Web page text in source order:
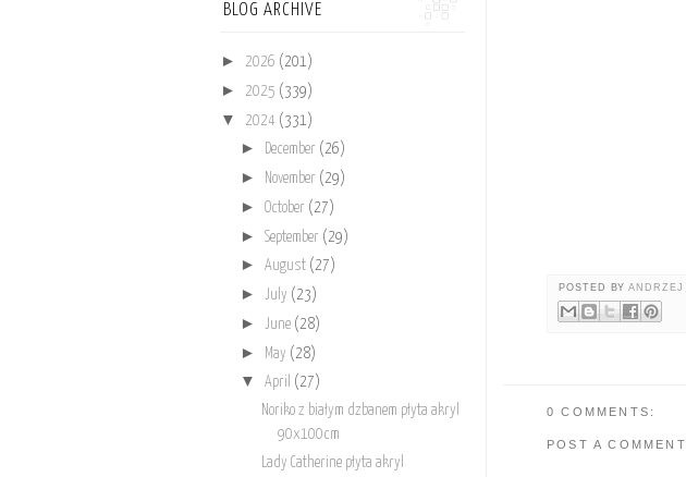
POSTED BYANDRZEJ
0 COMMENTS:
POST A COMMENT
BLOG ARCHIVE
► 2026 (201)
► 2025 (339)
▼ 2024 (331)
► December (26)
► November (29)
► October (27)
► September (29)
► August (27)
► July (23)
► June (28)
► May (28)
▼ April (27)
Noriko z białym dzbanem płyta akryl
90x100cm
Lady Catherine płyta akryl